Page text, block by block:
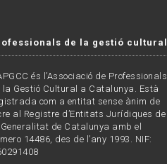
de la gestió cultural
és l’Associació de Professionals
la Gestió Cultural a Catalunya. Està
com a entitat sense ànim de
al Registre d’Entitats Jurídiques de
de Catalunya amb el
14486, des de l’any 1993. NIF: